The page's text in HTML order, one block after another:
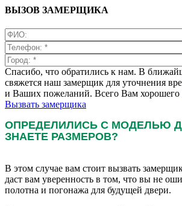
ВЫЗОВ ЗАМЕРЩИКА
Спасибо, что обратились к нам. В
свяжется наш замерщик для уточнения
и Ваших пожеланий. Всего Вам хорошего
Вызвать замерщика
ОПРЕДЕЛИЛИСЬ С МОДЕЛЬЮ
ЗНАЕТЕ РАЗМЕРОВ?
В этом случае вам стоит вызвать
даст вам уверенность в том, что вы не
полотна и погонажа для будущей двери.